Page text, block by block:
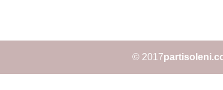
© 2017